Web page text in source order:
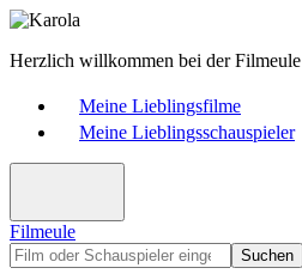
Herzlich willkommen bei der Filmeule
Meine Lieblingsfilme
Meine Lieblingsschauspieler
Filmeule
Suchen